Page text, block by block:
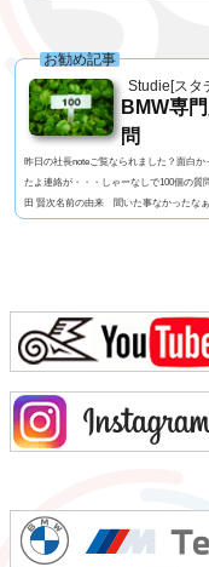
Studie[スタ
お勧め記事
BMW専
問
昨日の社長noteご覧なられました？面白
たよ連絡が・・・しゃーなしで100個の
田 賢次名前の由来 聞いた事なかった